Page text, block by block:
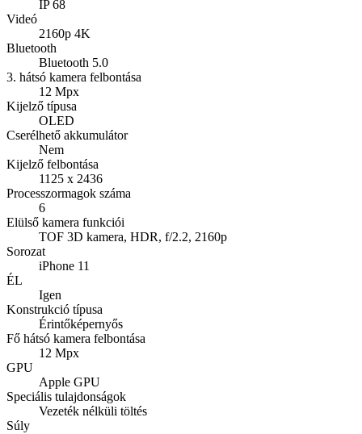
IP 68
Videó
2160p 4K
Bluetooth
Bluetooth 5.0
3. hátsó kamera felbontása
12 Mpx
Kijelző típusa
OLED
Cserélhető akkumulátor
Nem
Kijelző felbontása
1125 x 2436
Processzormagok száma
6
Elülső kamera funkciói
TOF 3D kamera, HDR, f/2.2, 2160p
Sorozat
iPhone 11
ÉL
Igen
Konstrukció típusa
Érintőképernyős
Fő hátsó kamera felbontása
12 Mpx
GPU
Apple GPU
Speciális tulajdonságok
Vezeték nélküli töltés
Súly